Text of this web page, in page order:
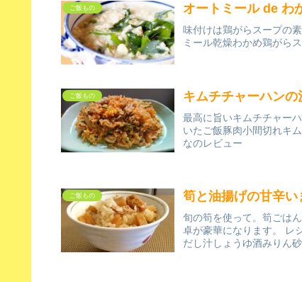
ご飯もの オートミール de わ
味付けは鶏がらスープの
ミール乾燥わかめ鶏がら
ご飯もの キムチチャーハン
最高に旨いキムチチャー
いたご飯豚肉小間切れキ
なのレビュー
ご飯もの 筍と油揚げの甘辛い
旬の筍を使って。筍ごは
卓が豪華になります。 レ
だし汁しょうゆ酒みりん